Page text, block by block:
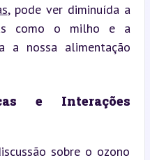
, pode ver diminuída a
como o milho e a
a nossa alimentação
e Interações
sobre o ozono